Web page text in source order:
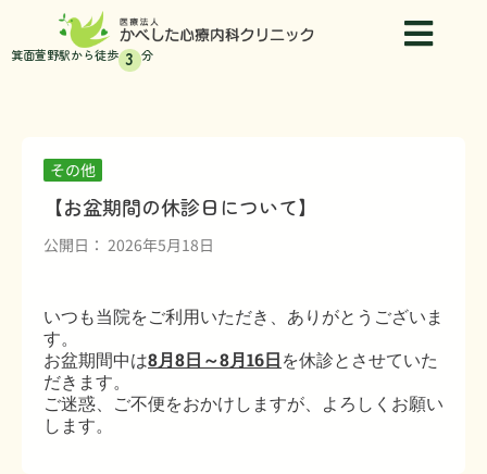
を箕面萱野駅から徒歩 3 分
その他
【お盆期間の休診日について】
公開日： 2026年5月18日
いつも当院をご利用いただき、ありがとうございま
す。
お盆期間中は8月8日～8月16日を休診とさせていた
だきます。
ご迷惑、ご不便をおかけしますが、よろしくお願い
します。